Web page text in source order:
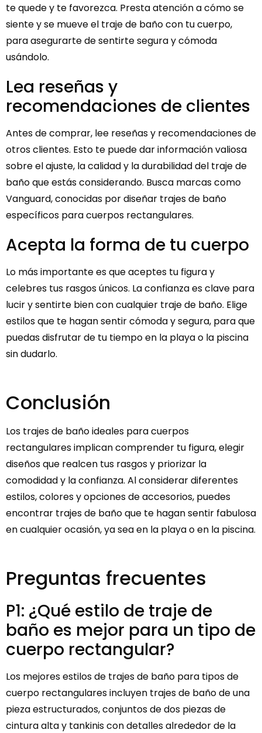
te quede y te favorezca. Presta atención a cómo se
siente y se mueve el traje de baño con tu cuerpo,
para asegurarte de sentirte segura y cómoda
usándolo.
Lea reseñas y
recomendaciones de clientes
Antes de comprar, lee reseñas y recomendaciones de
otros clientes. Esto te puede dar información valiosa
sobre el ajuste, la calidad y la durabilidad del traje de
baño que estás considerando. Busca marcas como
Vanguard, conocidas por diseñar trajes de baño
específicos para cuerpos rectangulares.
Acepta la forma de tu cuerpo
Lo más importante es que aceptes tu figura y
celebres tus rasgos únicos. La confianza es clave para
lucir y sentirte bien con cualquier traje de baño. Elige
estilos que te hagan sentir cómoda y segura, para que
puedas disfrutar de tu tiempo en la playa o la piscina
sin dudarlo.
Conclusión
Los trajes de baño ideales para cuerpos
rectangulares implican comprender tu figura, elegir
diseños que realcen tus rasgos y priorizar la
comodidad y la confianza. Al considerar diferentes
estilos, colores y opciones de accesorios, puedes
encontrar trajes de baño que te hagan sentir fabulosa
en cualquier ocasión, ya sea en la playa o en la piscina.
Preguntas frecuentes
P1: ¿Qué estilo de traje de
baño es mejor para un tipo de
cuerpo rectangular?
Los mejores estilos de trajes de baño para tipos de
cuerpo rectangulares incluyen trajes de baño de una
pieza estructurados, conjuntos de dos piezas de
cintura alta y tankinis con detalles alrededor de la